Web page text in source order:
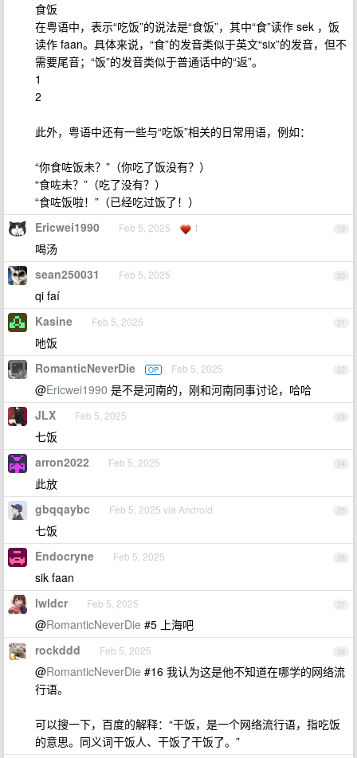
食饭
‌在粤语中，表示“吃饭”的说法是“食饭”，其中“食”读作 sek ，饭
读作 faan‌。具体来说，“食”的发音类似于英文“six”的发音，但不
需要尾音；“饭”的发音类似于普通话中的“返”。‌
1
2
此外，粤语中还有一些与“吃饭”相关的日常用语，例如：
“你食咗饭未？”（你吃了饭没有？）
“食咗未？”（吃了没有？）
“食咗饭啦！”（已经吃过饭了！）
19
Ericwei1990 Feb 5, 2025 1
喝汤
20
sean250031 Feb 5, 2025
qi faí
21
Kasine Feb 5, 2025
吔饭
22
RomanticNeverDie OP Feb 5, 2025
@Ericwei1990 是不是河南的，刚和河南同事讨论，哈哈
23
JLX Feb 5, 2025
七饭
24
arron2022 Feb 5, 2025
此放
25
gbqqaybc Feb 5, 2025 via Android
七饭
26
Endocryne Feb 5, 2025
sik faan
27
lwldcr Feb 5, 2025
@RomanticNeverDie #5 上海吧
28
rockddd Feb 5, 2025
@RomanticNeverDie #16 我认为这是他不知道在哪学的网络流
行语。
可以搜一下，百度的解释：“干饭，是一个网络流行语，指吃饭
的意思。同义词干饭人、干饭了干饭了。”